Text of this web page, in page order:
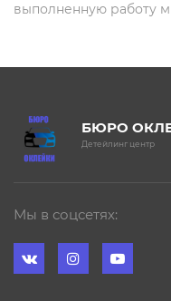
выполненную работу
БЮРО
Детейлинг центр
Мы в соцсетях: